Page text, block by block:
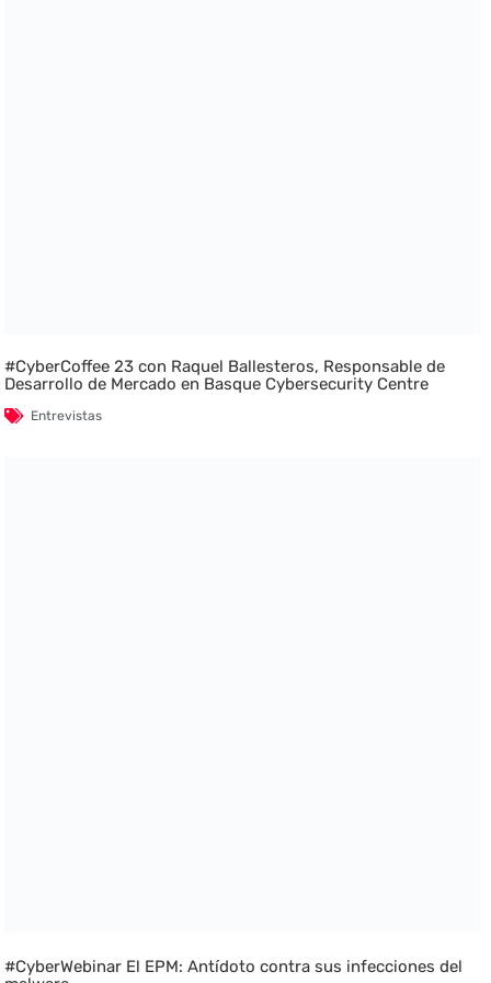
#CyberCoffee 23 con Raquel Ballesteros, Responsable de
Desarrollo de Mercado en Basque Cybersecurity Centre
Entrevistas
#CyberWebinar El EPM: Antídoto contra sus infecciones del